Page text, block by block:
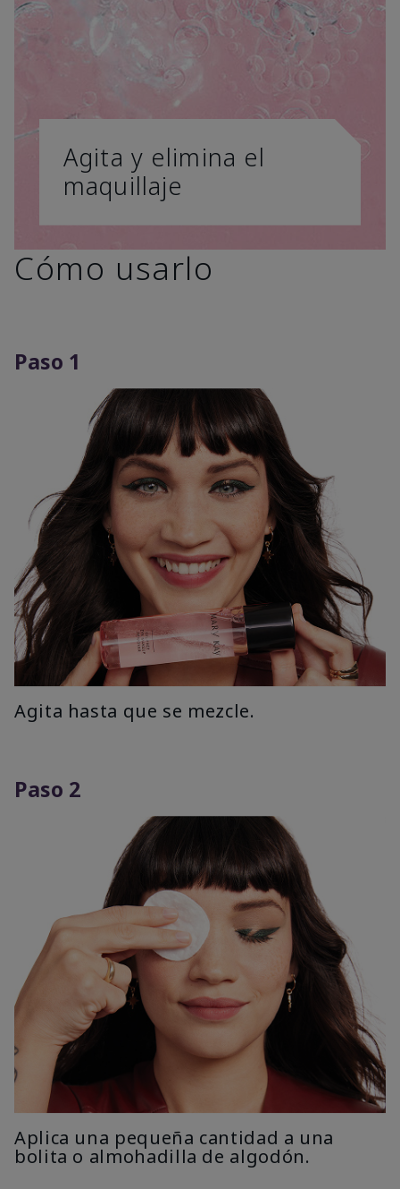
Agita y elimina el
maquillaje
Cómo usarlo
Paso 1
Agita hasta que se mezcle.
Paso 2
Aplica una pequeña cantidad a una
bolita o almohadilla de algodón.